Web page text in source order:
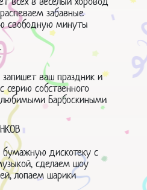
забавные
свободную минуты
ваш праздник и
серию собственного
Барбоскиными
дискотеку с
сделаем шоу
лопаем шарики